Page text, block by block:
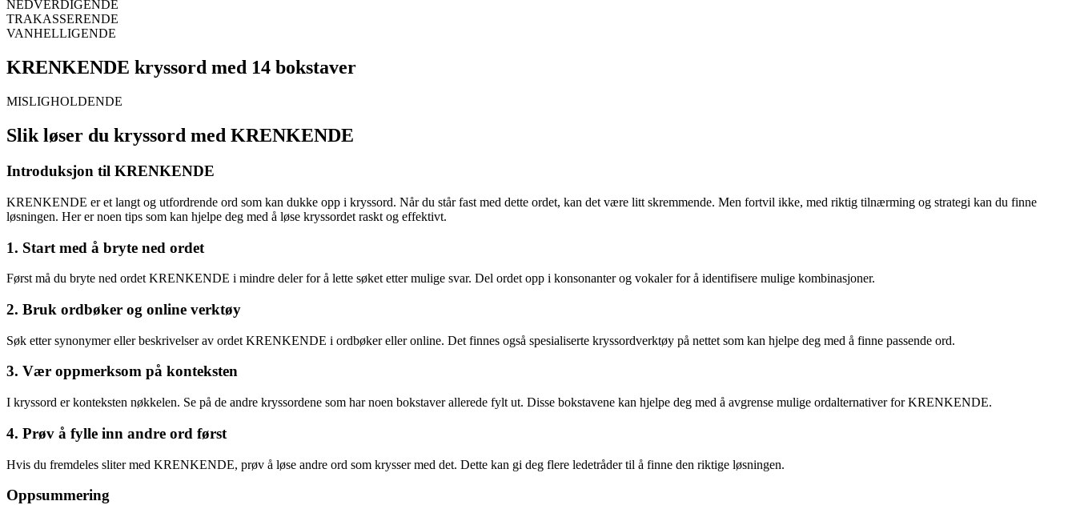
NEDVERDIGENDE
TRAKASSERENDE
VANHELLIGENDE
KRENKENDE kryssord med 14 bokstaver
MISLIGHOLDENDE
Slik løser du kryssord med KRENKENDE
Introduksjon til KRENKENDE
KRENKENDE er et langt og utfordrende ord som kan dukke opp i kryssord. Når du står fast med dette ordet, kan det være litt skremmende. Men fortvil ikke, med riktig tilnærming og strategi kan du finne
løsningen. Her er noen tips som kan hjelpe deg med å løse kryssordet raskt og effektivt.
1. Start med å bryte ned ordet
Først må du bryte ned ordet KRENKENDE i mindre deler for å lette søket etter mulige svar. Del ordet opp i konsonanter og vokaler for å identifisere mulige kombinasjoner.
2. Bruk ordbøker og online verktøy
Søk etter synonymer eller beskrivelser av ordet KRENKENDE i ordbøker eller online. Det finnes også spesialiserte kryssordverktøy på nettet som kan hjelpe deg med å finne passende ord.
3. Vær oppmerksom på konteksten
I kryssord er konteksten nøkkelen. Se på de andre kryssordene som har noen bokstaver allerede fylt ut. Disse bokstavene kan hjelpe deg med å avgrense mulige ordalternativer for KRENKENDE.
4. Prøv å fylle inn andre ord først
Hvis du fremdeles sliter med KRENKENDE, prøv å løse andre ord som krysser med det. Dette kan gi deg flere ledetråder til å finne den riktige løsningen.
Oppsummering